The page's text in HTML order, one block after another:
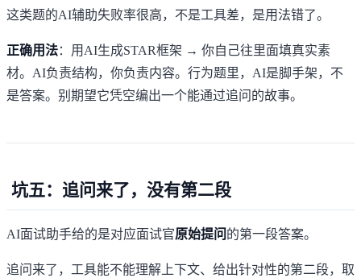
这类题的AI辅助失败率很高，不是工具差，是用法错了。
正确用法：用AI生成STAR框架 → 你自己往里面填真实素
材。AI负责结构，你负责内容。行为题里，AI是脚手架，不
是答案。别期望它凭空编出一个能通过追问的故事。
坑五：追问来了，没有第二段
AI面试助手给的是对应面试官原始提问 的第一段答案。
追问来了，工具能不能理解上下文、给出针对性的第二段，取